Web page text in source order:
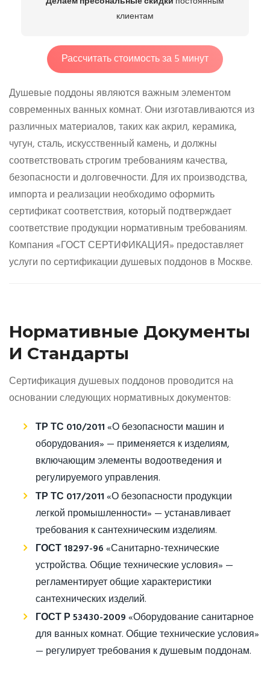
клиентам
Рассчитать стоимость за 5 минут
Душевые поддоны являются важным элементом
современных ванных комнат. Они изготавливаются из
различных материалов, таких как акрил, керамика,
чугун, сталь, искусственный камень, и должны
соответствовать строгим требованиям качества,
безопасности и долговечности. Для их производства,
импорта и реализации необходимо оформить
сертификат соответствия, который подтверждает
соответствие продукции нормативным требованиям.
Компания «ГОСТ СЕРТИФИКАЦИЯ» предоставляет
услуги по сертификации душевых поддонов в Москве.
Нормативные Документы
И Стандарты
Сертификация душевых поддонов проводится на
основании следующих нормативных документов:
ТР ТС 010/2011«О безопасности машин и
оборудования» — применяется к изделиям,
включающим элементы водоотведения и
регулируемого управления.
ТР ТС 017/2011«О безопасности продукции
легкой промышленности» — устанавливает
требования к сантехническим изделиям.
ГОСТ 18297-96«Санитарно-технические
устройства. Общие технические условия» —
регламентирует общие характеристики
сантехнических изделий.
ГОСТ Р 53430-2009«Оборудование санитарное
для ванных комнат. Общие технические условия»
— регулирует требования к душевым поддонам.